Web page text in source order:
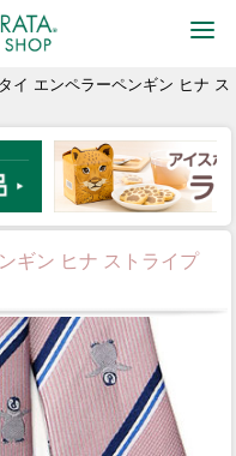
イ エンペラーペンギン ヒナ ス
ギン ヒナ ストライプ